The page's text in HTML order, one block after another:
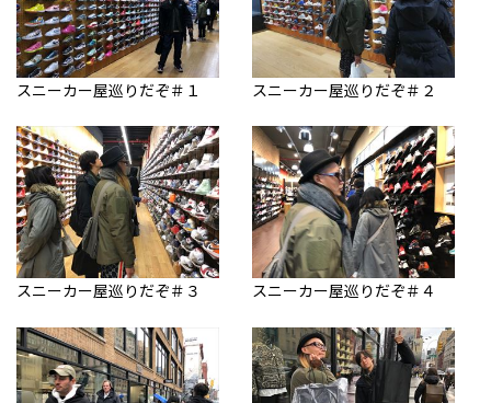
スニーカー屋巡りだぞ＃１ スニーカー屋巡りだぞ＃２
スニーカー屋巡りだぞ＃３ スニーカー屋巡りだぞ＃４